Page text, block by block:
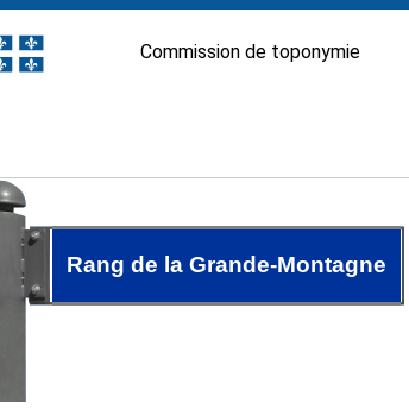
Commission de toponymie
Rang de la Grande-Montagne